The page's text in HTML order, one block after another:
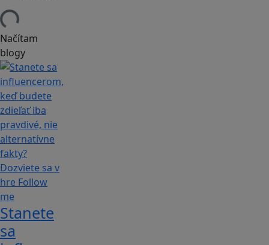
Načítam
blogy
Stanete
sa